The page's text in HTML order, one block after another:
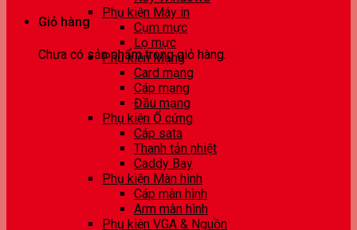
Giỏ hàng
Chưa có sản phẩm trong giỏ hàng.
Phụ kiện Máy in
Cụm mực
Lọ mực
Phụ kiện Mạng
Card mạng
Cáp mạng
Đầu mạng
Phụ kiện Ổ cứng
Cáp sata
Thanh tản nhiệt
Caddy Bay
Phụ kiện Màn hình
Cáp màn hình
Arm màn hình
Phụ kiện VGA & Nguồn